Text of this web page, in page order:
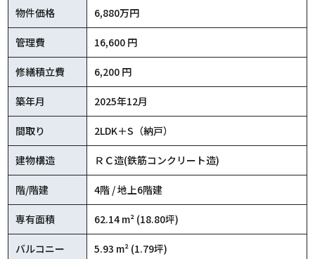
物件価格 6,880万円
管理費 16,600 円
修繕積立費 6,200 円
築年月 2025年12月
間取り 2LDK＋S（納戸）
建物構造 ＲＣ造(鉄筋コンクリート造)
階/階建 4階 / 地上6階建
専有面積 62.14 m² (18.80坪)
バルコニー 5.93 m² (1.79坪)